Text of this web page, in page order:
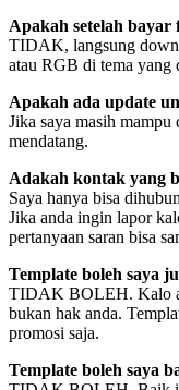
Apakah setelah
TIDAK, langsung
atau RGB di tema yang
Apakah ada update
Jika saya masih
mendatang.
Adakah kontak yang
Saya hanya bisa
Jika anda ingin lapor
pertanyaan saran bisa
Template boleh saya
TIDAK BOLEH. Kalo
bukan hak anda.
promosi saja.
Template boleh saya